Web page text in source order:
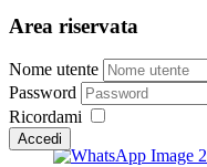
Area riservata
Nome utente
Password
Ricordami
Accedi